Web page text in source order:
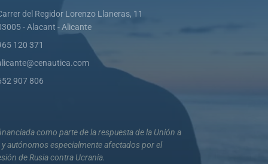
del Regidor Lorenzo Llaneras, 11
- Alacant - Alicante
120 371
907 806
como parte de la respuesta de la Unión a
autónomos especialmente afectados por el
de Rusia contra Ucrania.